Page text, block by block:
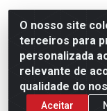
O nosso site
terceiros para
personalizada
relevante de
qualidade do
Aceitar
© 2023 Rally
Razão Social:
transportadora de
Rua Vigário